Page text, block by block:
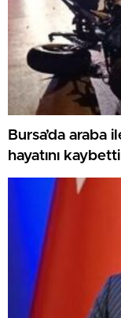
Bursa’da araba
hayatını kaybetti